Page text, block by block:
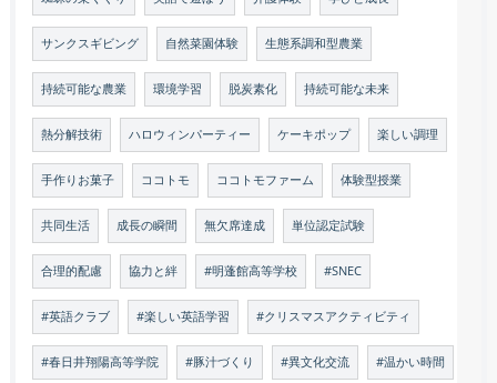
サンクスギビング 自然菜園体験 生態系調和型農業
持続可能な農業 環境学習 脱炭素化 持続可能な未来
熱分解技術 ハロウィンパーティー ケーキポップ 楽しい調理
手作りお菓子 ココトモ ココトモファーム 体験型授業
共同生活 成長の瞬間 無欠席達成 単位認定試験
合理的配慮 協力と絆 #明蓬館高等学校 #SNEC
#英語クラブ #楽しい英語学習 #クリスマスアクティビティ
#春日井翔陽高等学院 #豚汁づくり #異文化交流 #温かい時間